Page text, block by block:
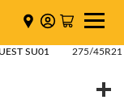
SU01 275/45R21